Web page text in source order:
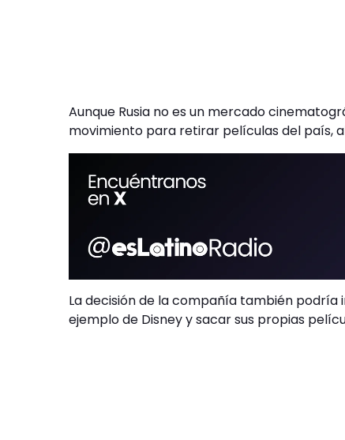
Aunque Rusia no es un mercado
movimiento para retirar películas del país,
La decisión de la compañía también
ejemplo de Disney y sacar sus propias